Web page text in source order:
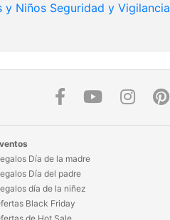
y Niños Seguridad y Vigilancia
Día de la madre
Día del padre
día de la niñez
Black Friday